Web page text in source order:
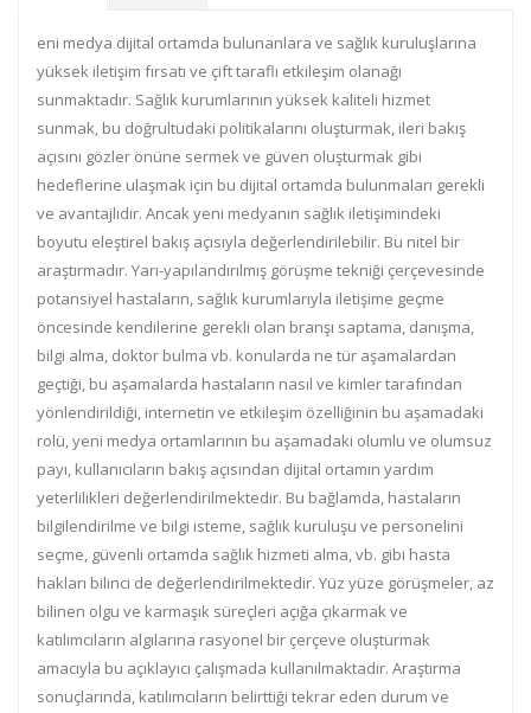
eni medya dijital ortamda bulunanlara ve sağlık kuruluşlarına
yüksek iletişim fırsatı ve çift taraflı etkileşim olanağı
sunmaktadır. Sağlık kurumlarının yüksek kaliteli hizmet
sunmak, bu doğrultudaki politikalarını oluşturmak, ileri bakış
açısını gözler önüne sermek ve güven oluşturmak gibi
hedeflerine ulaşmak için bu dijital ortamda bulunmaları gerekli
ve avantajlıdır. Ancak yeni medyanın sağlık iletişimindeki
boyutu eleştirel bakış açısıyla değerlendirilebilir. Bu nitel bir
araştırmadır. Yarı-yapılandırılmış görüşme tekniği çerçevesinde
potansiyel hastaların, sağlık kurumlarıyla iletişime geçme
öncesinde kendilerine gerekli olan branşı saptama, danışma,
bilgi alma, doktor bulma vb. konularda ne tür aşamalardan
geçtiği, bu aşamalarda hastaların nasıl ve kimler tarafından
yönlendirildiği, internetin ve etkileşim özelliğinin bu aşamadaki
rolü, yeni medya ortamlarının bu aşamadaki olumlu ve olumsuz
payı, kullanıcıların bakış açısından dijital ortamın yardım
yeterlilikleri değerlendirilmektedir. Bu bağlamda, hastaların
bilgilendirilme ve bilgi isteme, sağlık kuruluşu ve personelini
seçme, güvenli ortamda sağlık hizmeti alma, vb. gibi hasta
hakları bilinci de değerlendirilmektedir. Yüz yüze görüşmeler, az
bilinen olgu ve karmaşık süreçleri açığa çıkarmak ve
katılımcıların algılarına rasyonel bir çerçeve oluşturmak
amacıyla bu açıklayıcı çalışmada kullanılmaktadır. Araştırma
sonuçlarında, katılımcıların belirttiği tekrar eden durum ve